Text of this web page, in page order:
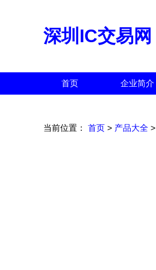
深圳IC交易网
首页 企业简介
当前位置： 首页 > 产品大全 >